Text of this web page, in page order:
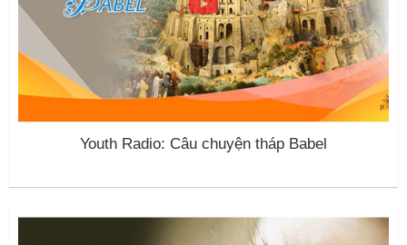
Youth Radio: Câu chuyện tháp Babel